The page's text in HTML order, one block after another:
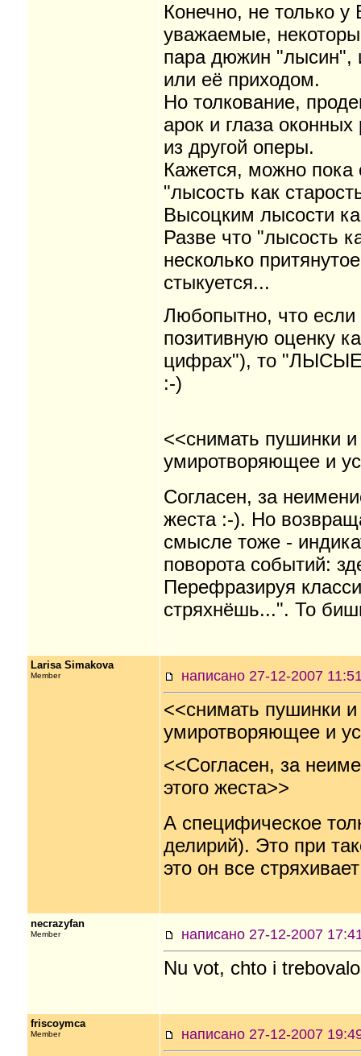
Конечно, не только
уважаемые,
пара дюжин "лысин",
или её приходом.
Но толкование,
арок и глаза
из другой оперы.
Кажется, можно пока
"лысость как
Высоцким лысости
Разве что "лысость
несколько
стыкуется...
Любопытно, что
позитивную оценку
цифрах"), то "ЛЫСЫЕ
:-)
<<снимать пушинки и
умиротворяющее и
Согласен, за
жеста :-). Но
смысле тоже -
поворота событий:
Перефразируя
стряхнёшь...". То
Larisa Simakova
Member написано 27-12-2007
<<снимать пушинки и
умиротворяющее и
<<Согласен, за
этого жеста>>
А специфическое
делирий). Это при
это он все
necrazyfan
Member написано 27-12-2007
Nu vot, chto i
friscoymca
Member написано 27-12-2007